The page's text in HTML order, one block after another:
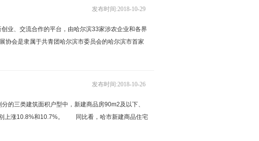
发布时间:2018-10-29
业、交流合作的平台，由哈尔滨33家涉农企业和各界
协会是隶属于共青团哈尔滨市委员会的哈尔滨市首家
发布时间:2018-10-26
的三类建筑面积户型中，新建商品房90m2及以下、
别上涨10.8%和10.7%。 同比看，哈市新建商品住宅